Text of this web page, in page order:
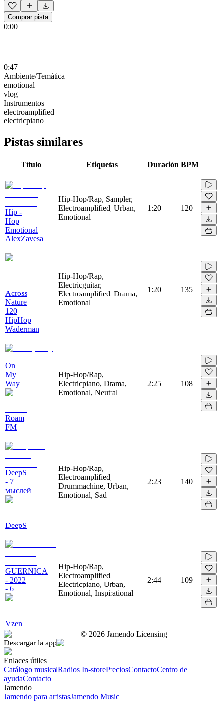
Comprar pista
0:00
0:47
Ambiente/Temática
emotional
vlog
Instrumentos
electroamplified
electricpiano
Pistas similares
Título Etiquetas Duración BPM
Hip -
Hop
Emotional
AlexZavesa
Hip-Hop/Rap, Sampler,
Electroamplified, Urban,
Emotional
1:20 120
Across
Nature
120
HipHop
Waderman
Hip-Hop/Rap,
Electricguitar,
Electroamplified, Drama,
Emotional
1:20 135
On
My
Way
Roam
FM
Hip-Hop/Rap,
Electricpiano, Drama,
Emotional, Neutral
2:25 108
DeepS
- 7
мыслей
DeepS
Hip-Hop/Rap,
Electroamplified,
Drummachine, Urban,
Emotional, Sad
2:23 140
GUERNICA
- 2022
- 6
Vzen
Hip-Hop/Rap,
Electroamplified,
Electricpiano, Urban,
Emotional, Inspirational
2:44 109
© 2026 Jamendo Licensing
Descargar la app
Enlaces útiles
Catálogo musicalRadios In-storePreciosContactoCentro de
ayudaContacto
Jamendo
Jamendo para artistasJamendo Music